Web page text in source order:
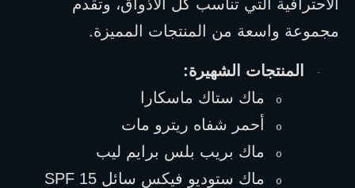
مجموعة واسعة من المنتجات المميزة.
· المنتجات الشهيرة:
o ماك ستاك ماسكارا
o أحمر شفاه ريترو مات
o ماك بريب بلس برايم ليب
o ماك ستوديو فيكس سائل SPF 15